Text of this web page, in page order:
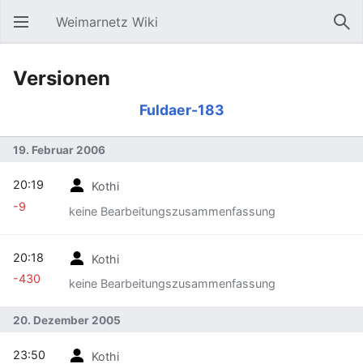
Hauptmenü öffnen Weimarnetz Wiki
Versionen
Fuldaer-183
19. Februar 2006
Kothi
keine Bearbeitungszusammenfassung
20:19
-9
Kothi
keine Bearbeitungszusammenfassung
20:18
-430
20. Dezember 2005
Kothi
23:50